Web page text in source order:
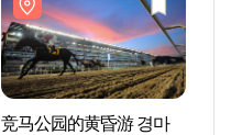
竞马公园的黄昏游 경마